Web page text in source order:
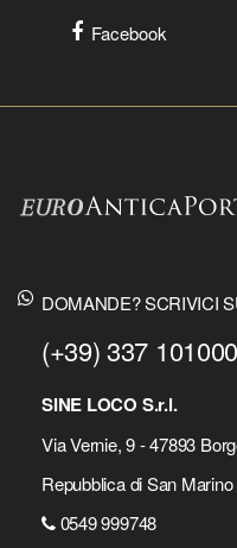
Facebook
DOMANDE? SCRIVICI
(+39) 337
SINE LOCO S.r.l.
Via Vernie, 9 - 47893
Repubblica di San
0549 999748